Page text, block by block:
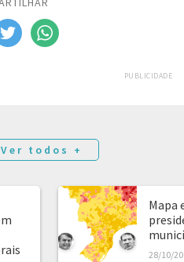
PUBLICIDADE
Ver todos +
Mapa
28/10/